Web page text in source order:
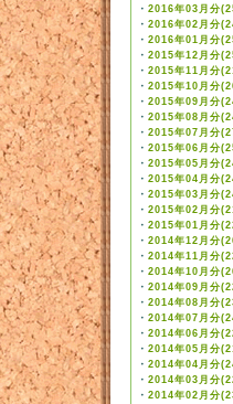
・ 2016年03月分
・ 2016年02月分
・ 2016年01月分
・ 2015年12月分
・ 2015年11月分
・ 2015年10月分
・ 2015年09月分
・ 2015年08月分
・ 2015年07月分
・ 2015年06月分
・ 2015年05月分
・ 2015年04月分
・ 2015年03月分
・ 2015年02月分
・ 2015年01月分
・ 2014年12月分
・ 2014年11月分
・ 2014年10月分
・ 2014年09月分
・ 2014年08月分
・ 2014年07月分
・ 2014年06月分
・ 2014年05月分
・ 2014年04月分
・ 2014年03月分
・ 2014年02月分